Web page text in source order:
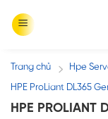
Trang chủ / Hpe
HPE ProLiant DL365
HPE PROLIANT